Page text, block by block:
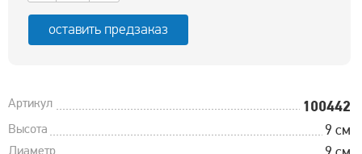
оставить предзаказ
Артикул 100442
Высота 9 см
Диаметр